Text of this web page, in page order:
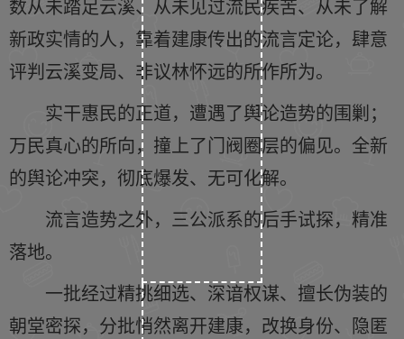
数从未踏足云溪、从未见过流民疾苦、从未了解
新政实情的人，靠着建康传出的流言定论，肆意
评判云溪变局、非议林怀远的所作所为。
实干惠民的正道，遭遇了舆论造势的围剿；
万民真心的所向，撞上了门阀圈层的偏见。全新
的舆论冲突，彻底爆发、无可化解。
流言造势之外，三公派系的后手试探，精准
落地。
一批经过精挑细选、深谙权谋、擅长伪装的
朝堂密探，分批悄然离开建康，改换身份、隐匿